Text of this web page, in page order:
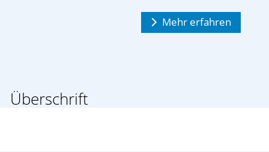
Mehr erfahren
Überschrift